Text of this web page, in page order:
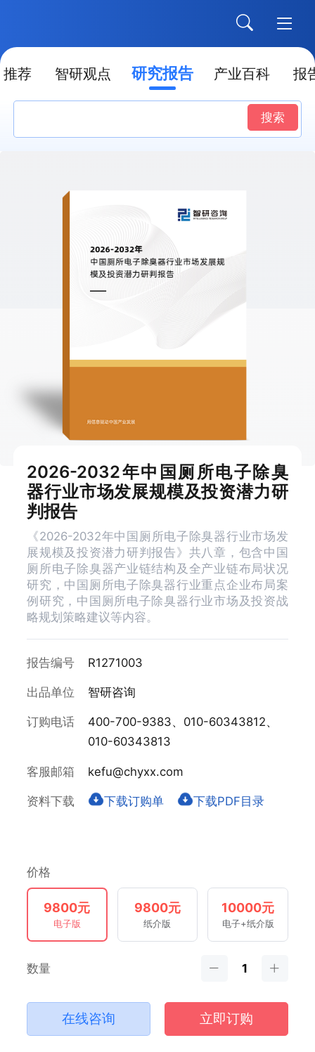
推荐 智研观点 研究报告 产业百科 报
搜索
2026-2032年中国厕所电子除臭
器行业市场发展规模及投资潜力研
判报告
《2026-2032年中国厕所电子除臭器行业市场发
展规模及投资潜力研判报告》共八章，包含中国
厕所电子除臭器产业链结构及全产业链布局状况
研究，中国厕所电子除臭器行业重点企业布局案
例研究，中国厕所电子除臭器行业市场及投资战
略规划策略建议等内容。
报告编号 R1271003
出品单位 智研咨询
订购电话
400-700-9383、010-60343812、
010-60343813
客服邮箱 kefu@chyxx.com
资料下载 下载订购单 下载PDF目录
价格
9800元
电子版
9800元
纸介版
10000元
电子+纸介版
数量
在线咨询 立即订购